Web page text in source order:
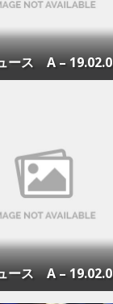
ース Α –
ース Α –